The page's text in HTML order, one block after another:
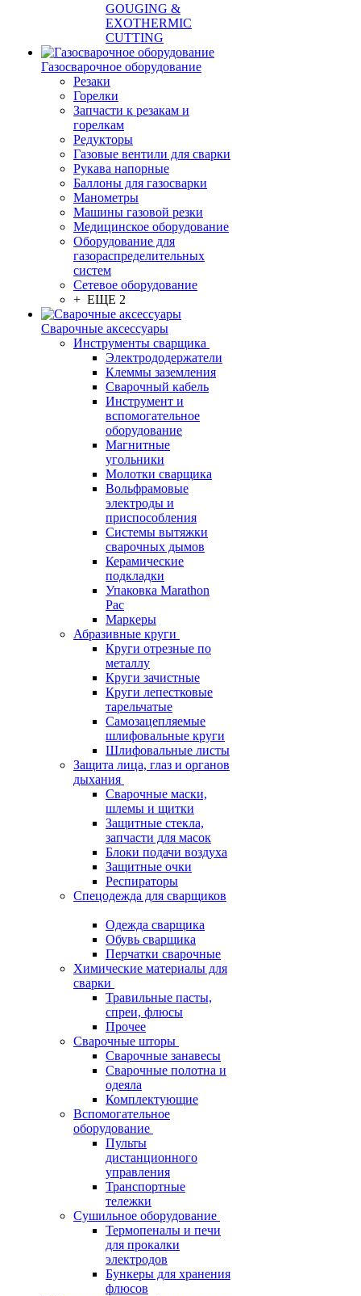
GOUGING &
EXOTHERMIC
CUTTING
Газосварочное оборудование
Резаки
Горелки
Запчасти к резакам и
горелкам
Редукторы
Газовые вентили для сварки
Рукава напорные
Баллоны для газосварки
Манометры
Машины газовой резки
Медицинское оборудование
Оборудование для
газораспределительных
систем
Сетевое оборудование
+ ЕЩЕ 2
Сварочные аксессуары
Инструменты сварщика
Электрододержатели
Клеммы заземления
Сварочный кабель
Инструмент и
вспомогательное
оборудование
Магнитные
угольники
Молотки сварщика
Вольфрамовые
электроды и
приспособления
Системы вытяжки
сварочных дымов
Керамические
подкладки
Упаковка Marathon
Pac
Маркеры
Абразивные круги
Круги отрезные по
металлу
Круги зачистные
Круги лепестковые
тарельчатые
Самозацепляемые
шлифовальные круги
Шлифовальные листы
Защита лица, глаз и органов
дыхания
Сварочные маски,
шлемы и щитки
Защитные стекла,
запчасти для масок
Блоки подачи воздуха
Защитные очки
Респираторы
Спецодежда для сварщиков
Одежда сварщика
Обувь сварщика
Перчатки сварочные
Химические материалы для
сварки
Травильные пасты,
спреи, флюсы
Прочее
Сварочные шторы
Сварочные занавесы
Сварочные полотна и
одеяла
Комплектующие
Вспомогательное
оборудование
Пульты
дистанционного
управления
Транспортные
тележки
Сушильное оборудование
Термопеналы и печи
для прокалки
электродов
Бункеры для хранения
флюсов